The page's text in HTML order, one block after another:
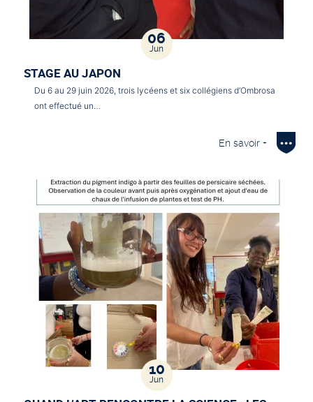
06
Jun
STAGE AU JAPON
Du 6 au 29 juin 2026, trois lycéens et six collégiens d’Ombrosa
ont effectué un…
En savoir +
10
Jun